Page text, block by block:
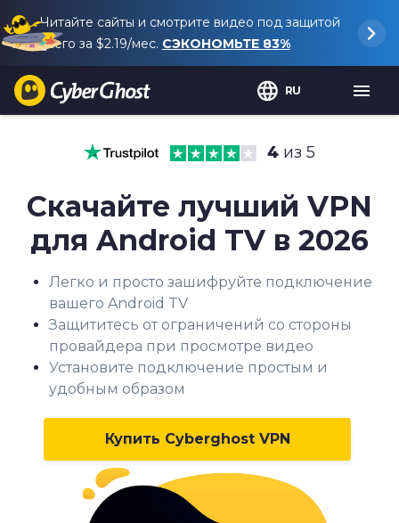
Читайте сайты и смотрите видео под защитой
всего за $2.19/мес. СЭКОНОМЬТЕ 83%
RU
4 из 5
Скачайте лучший VPN
для Android TV в 2026
Легко и просто зашифруйте подключение
вашего Android TV
Защититесь от ограничений со стороны
провайдера при просмотре видео
Установите подключение простым и
удобным образом
Купить Cyberghost VPN